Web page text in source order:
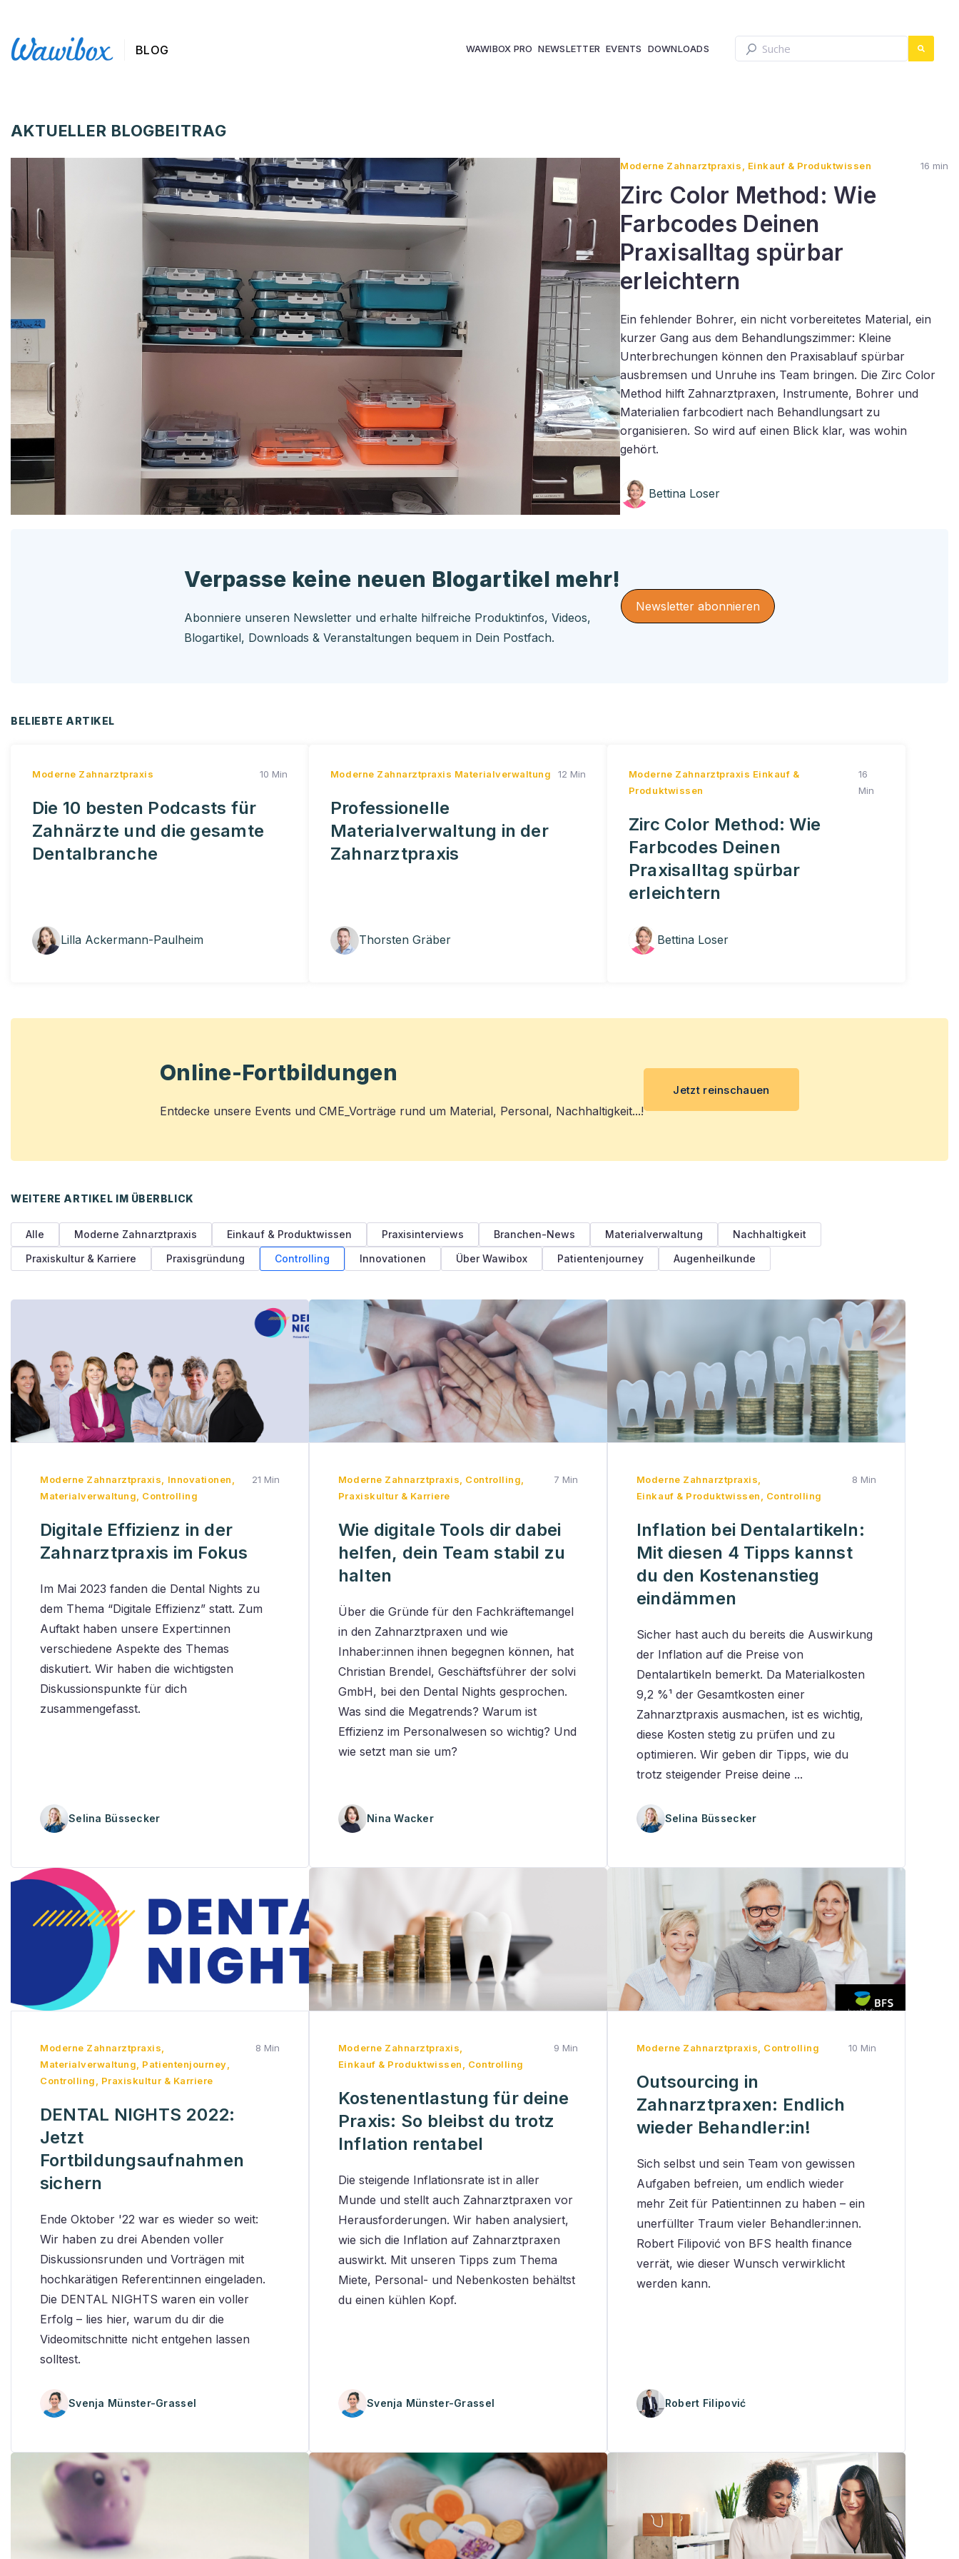
BLOG WAWIBOX PRO NEWSLETTER EVENTS DOWNLOADS
Dies ist ein Suchfeld mit einer
AKTUELLER BLOGBEITRAG
Moderne Zahnarztpraxis, Einkauf & Produktwissen 16 min
Zirc Color Method: Wie
Farbcodes Deinen
Praxisalltag spürbar
erleichtern
Ein fehlender Bohrer, ein nicht vorbereitetes Material, ein
kurzer Gang aus dem Behandlungszimmer: Kleine
Unterbrechungen können den Praxisablauf spürbar
ausbremsen und Unruhe ins Team bringen. Die Zirc Color
Method hilft Zahnarztpraxen, Instrumente, Bohrer und
Materialien farbcodiert nach Behandlungsart zu
organisieren. So wird auf einen Blick klar, was wohin
gehört.
Bettina Loser
Verpasse keine neuen Blogartikel mehr!
Abonniere unseren Newsletter und erhalte hilfreiche Produktinfos, Videos,
Blogartikel, Downloads & Veranstaltungen bequem in Dein Postfach.
Newsletter abonnieren
BELIEBTE ARTIKEL
Moderne Zahnarztpraxis 10 Min
Die 10 besten Podcasts für
Zahnärzte und die gesamte
Dentalbranche
Lilla Ackermann-Paulheim
Moderne Zahnarztpraxis Materialverwaltung 12 Min
Professionelle
Materialverwaltung in der
Zahnarztpraxis
Thorsten Gräber
Moderne Zahnarztpraxis Einkauf &
Produktwissen
16
Min
Zirc Color Method: Wie
Farbcodes Deinen
Praxisalltag spürbar
erleichtern
Bettina Loser
Online-Fortbildungen
Entdecke unsere Events und CME_Vorträge rund um Material, Personal, Nachhaltigkeit...!
Jetzt reinschauen
WEITERE ARTIKEL IM ÜBERBLICK
Alle Moderne Zahnarztpraxis Einkauf & Produktwissen Praxisinterviews Branchen-News Materialverwaltung
Nachhaltigkeit
Praxiskultur & Karriere
Praxisgründung Controlling Innovationen Über Wawibox Patientenjourney Augenheilkunde
Moderne Zahnarztpraxis Innovationen
Materialverwaltung
Controlling
21 Min
Digitale Effizienz in der
Zahnarztpraxis im Fokus
Im Mai 2023 fanden die Dental Nights zu
dem Thema “Digitale Effizienz” statt. Zum
Auftakt haben unsere Expert:innen
verschiedene Aspekte des Themas
diskutiert. Wir haben die wichtigsten
Diskussionspunkte für dich
zusammengefasst.
Selina Büssecker
Moderne Zahnarztpraxis Controlling
Praxiskultur & Karriere
7 Min
Wie digitale Tools dir dabei
helfen, dein Team stabil zu
halten
Über die Gründe für den Fachkräftemangel
in den Zahnarztpraxen und wie
Inhaber:innen ihnen begegnen können, hat
Christian Brendel, Geschäftsführer der solvi
GmbH, bei den Dental Nights gesprochen.
Was sind die Megatrends? Warum ist
Effizienz im Personalwesen so wichtig? Und
wie setzt man sie um?
Nina Wacker
Moderne Zahnarztpraxis
Einkauf & Produktwissen
Controlling
8 Min
Inflation bei Dentalartikeln:
Mit diesen 4 Tipps kannst
du den Kostenanstieg
eindämmen
Sicher hast auch du bereits die Auswirkung
der Inflation auf die Preise von
Dentalartikeln bemerkt. Da Materialkosten
9,2 %¹ der Gesamtkosten einer
Zahnarztpraxis ausmachen, ist es wichtig,
diese Kosten stetig zu prüfen und zu
optimieren. Wir geben dir Tipps, wie du
trotz steigender Preise deine ...
Selina Büssecker
Moderne Zahnarztpraxis
Materialverwaltung
Patientenjourney
Controlling
Praxiskultur & Karriere
8 Min
DENTAL NIGHTS 2022:
Jetzt
Fortbildungsaufnahmen
sichern
Ende Oktober '22 war es wieder so weit:
Wir haben zu drei Abenden voller
Diskussionsrunden und Vorträgen mit
hochkarätigen Referent:innen eingeladen.
Die DENTAL NIGHTS waren ein voller
Erfolg – lies hier, warum du dir die
Videomitschnitte nicht entgehen lassen
solltest.
Svenja Münster-Grassel
Moderne Zahnarztpraxis
Einkauf & Produktwissen
Controlling
9 Min
Kostenentlastung für deine
Praxis: So bleibst du trotz
Inflation rentabel
Die steigende Inflationsrate ist in aller
Munde und stellt auch Zahnarztpraxen vor
Herausforderungen. Wir haben analysiert,
wie sich die Inflation auf Zahnarztpraxen
auswirkt. Mit unseren Tipps zum Thema
Miete, Personal- und Nebenkosten behältst
du einen kühlen Kopf.
Svenja Münster-Grassel
Moderne Zahnarztpraxis Controlling 10 Min
Outsourcing in
Zahnarztpraxen: Endlich
wieder Behandler:in!
Sich selbst und sein Team von gewissen
Aufgaben befreien, um endlich wieder
mehr Zeit für Patient:innen zu haben – ein
unerfüllter Traum vieler Behandler:innen.
Robert Filipović von BFS health finance
verrät, wie dieser Wunsch verwirklicht
werden kann.
Robert Filipović